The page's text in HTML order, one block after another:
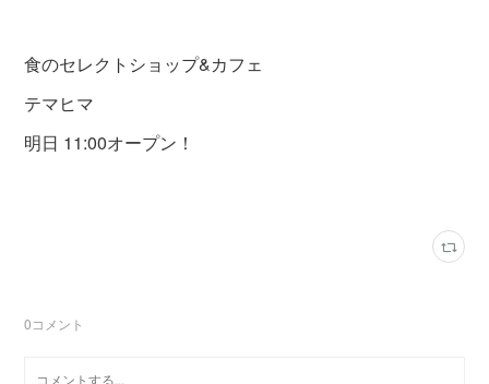
食のセレクトショップ&カフェ
テマヒマ
明日 11:00オープン！
0コメント